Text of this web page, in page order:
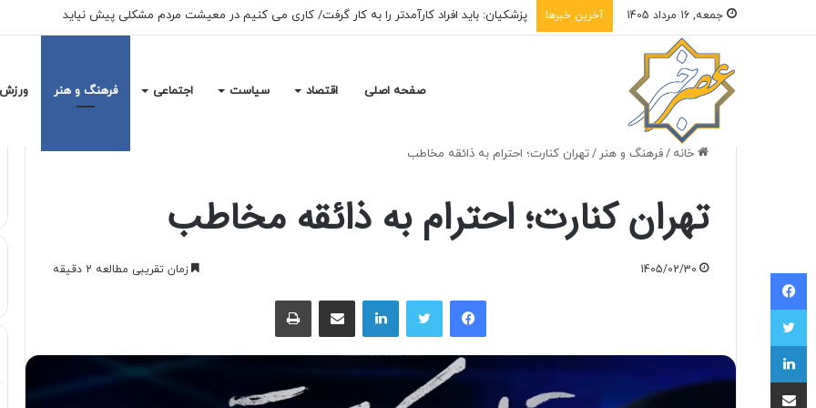
جمعه, 16 مرداد 1405 آخرین خبرها سامانه‌های تامین اجتماعی بدون قطعی و اختلال در دسترس است
صفحه اصلی اقتصاد سیاست اجتماعی فرهنگ و هنر ورزش
خانه /فرهنگ و هنر /تهران کنارت؛ احترام به ذائقه مخاطب
تهران کنارت؛ احترام به ذائقه مخاطب
1405/02/30 زمان تقریبی مطالعه 2 دقیقه
فیسبوک لینکداین